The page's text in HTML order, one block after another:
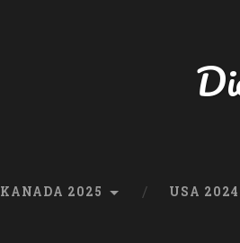
KANADA 2025 USA 2024